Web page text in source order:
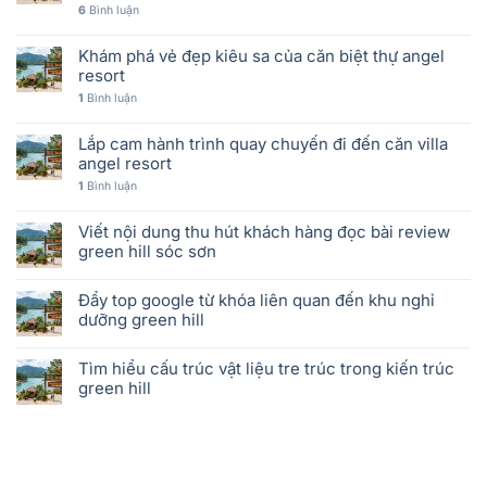
6 Bình luận
Khám phá vẻ đẹp kiêu sa của căn biệt thự angel
resort
1 Bình luận
Lắp cam hành trình quay chuyến đi đến căn villa
angel resort
1 Bình luận
Viết nội dung thu hút khách hàng đọc bài review
green hill sóc sơn
Đẩy top google từ khóa liên quan đến khu nghỉ
dưỡng green hill
Tìm hiểu cấu trúc vật liệu tre trúc trong kiến trúc
green hill